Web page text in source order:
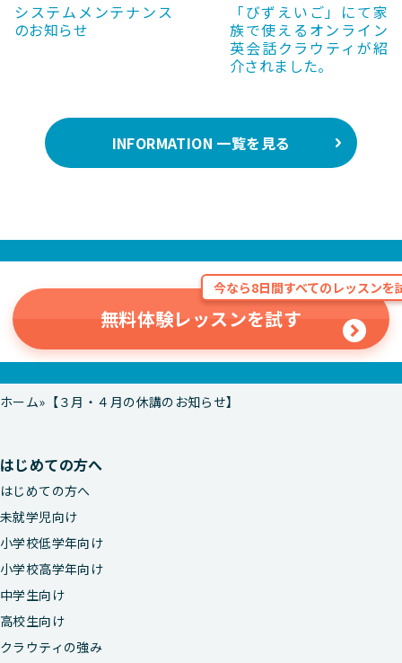
システムメンテナンス
のお知らせ
「びずえいご」にて家
族で使えるオンライン
英会話クラウティが紹
介されました。
INFORMATION 一覧を見る
今なら8日間すべてのレッスンを
無料体験レッスンを試す
ホーム 【３月・４月の休講のお知らせ】
はじめての方へ
はじめての方へ
未就学児向け
小学校低学年向け
小学校高学年向け
中学生向け
高校生向け
クラウティの強み